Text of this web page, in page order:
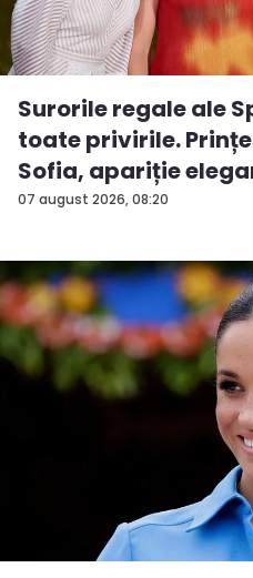
07 august 2026, 08:20
Surorile regale ale
toate privirile.
Sofia, apariție